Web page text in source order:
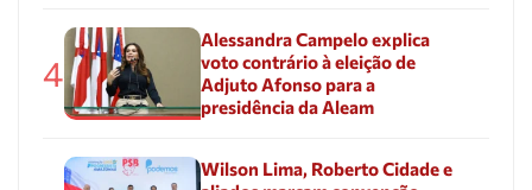
4
Alessandra Campelo explica
voto contrário à eleição de
Adjuto Afonso para a
presidência da Aleam
Wilson Lima, Roberto Cidade e